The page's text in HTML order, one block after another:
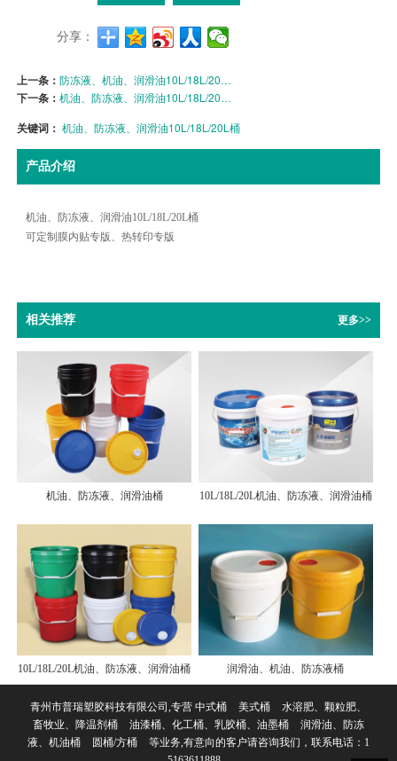
分享：
上一条： 防冻液、机油、润滑油10L/18L/20L桶
下一条： 机油、防冻液、润滑油10L/18L/20L桶
关键词：机油、防冻液、润滑油10L/18L/20L桶
产品介绍
机油、防冻液、润滑油10L/18L/20L桶
可定制膜内贴专版、热转印专版
相关推荐 更多>>
机油、防冻液、润滑油桶 10L/18L/20L机油、防冻液、润滑油桶
10L/18L/20L机油、防冻液、润滑油桶 润滑油、机油、防冻液桶
青州市普瑞塑胶科技有限公司,专营 中式桶 美式桶
水溶肥、颗粒肥、
畜牧业、降温剂桶
油漆桶、化工桶、乳胶桶、油墨桶
润滑油、防冻
液、机油桶
圆桶/方桶 等业务,有意向的客户请咨询我们，联系电话： 1